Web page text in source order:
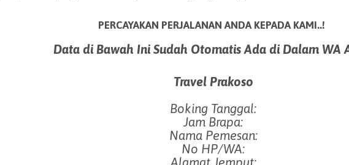
PERCAYAKAN PERJALANAN ANDA KEPADA KAMI..!
Data di Bawah Ini Sudah Otomatis Ada di Dalam WA
Travel Prakoso
Boking Tanggal:
Jam Brapa:
Nama Pemesan:
No HP/WA:
Alamat Jemput: